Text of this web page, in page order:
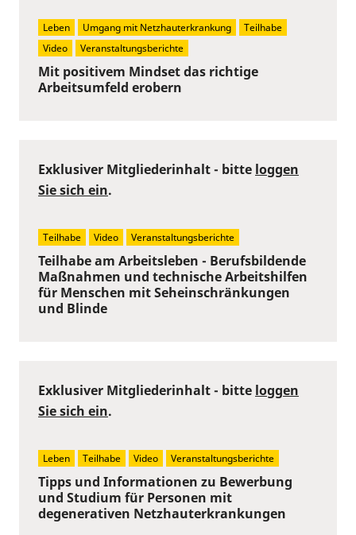
Mit positivem Mindset das richtige
Arbeitsumfeld erobern
Leben Umgang mit Netzhauterkrankung
Teilhabe
Video
Veranstaltungsberichte
Teilhabe am Arbeitsleben - Berufsbildende
Maßnahmen und technische Arbeitshilfen
für Menschen mit Seheinschränkungen
und Blinde
Exklusiver Mitgliederinhalt - bitte loggen
Sie sich ein.
Teilhabe Video Veranstaltungsberichte
Tipps und Informationen zu Bewerbung
und Studium für Personen mit
degenerativen Netzhauterkrankungen
Exklusiver Mitgliederinhalt - bitte loggen
Sie sich ein.
Leben Teilhabe Video Veranstaltungsberichte